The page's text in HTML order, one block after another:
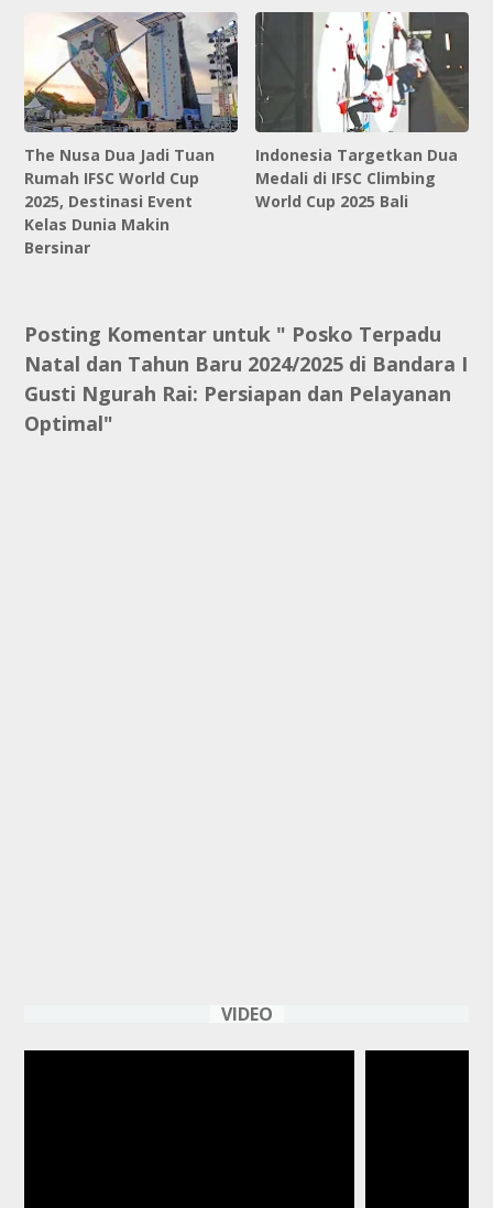
The Nusa Dua Jadi Tuan
Rumah IFSC World Cup
2025, Destinasi Event
Kelas Dunia Makin
Bersinar
Indonesia Targetkan Dua
Medali di IFSC Climbing
World Cup 2025 Bali
Posting Komentar untuk " Posko Terpadu
Natal dan Tahun Baru 2024/2025 di Bandara I
Gusti Ngurah Rai: Persiapan dan Pelayanan
Optimal"
VIDEO